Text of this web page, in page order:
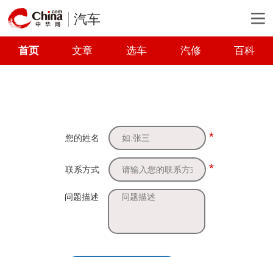
汽车
首页 文章 选车 汽修 百科
您的姓名 *
联系方式 *
问题描述